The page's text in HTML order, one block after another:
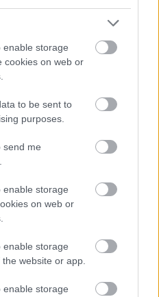
enable storage
cookies on web or
to be sent to
purposes.
send me
enable storage
on web or
enable storage
website or app.
enable storage
cikkeit a